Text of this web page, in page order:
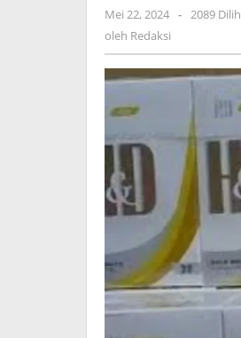
Mei 22, 2024 oleh
- 2089
oleh Redaksi